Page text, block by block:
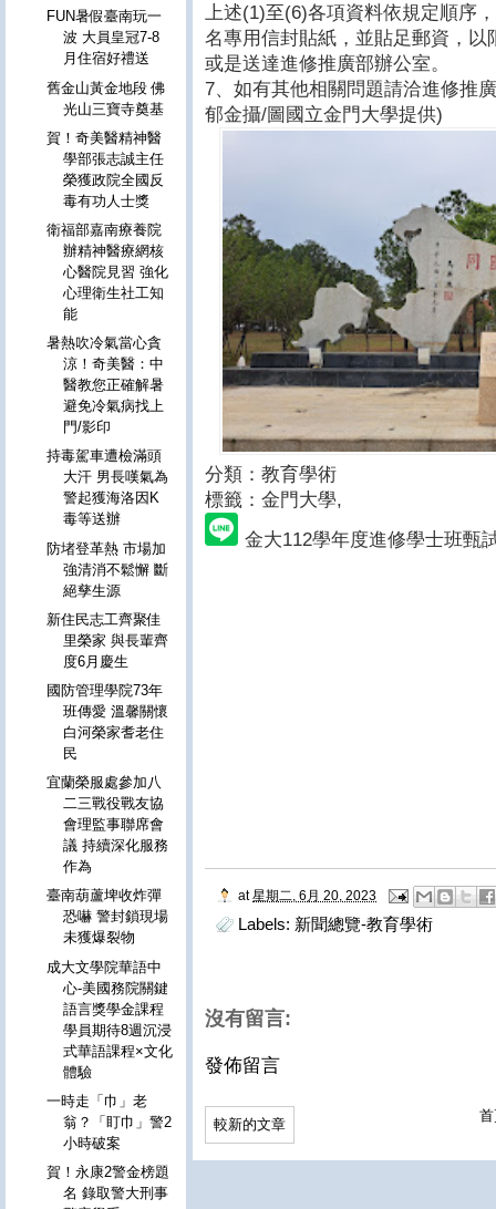
上述(1)至(6)各項資料依規定順序
名專用信封貼紙，並貼足郵資，
或是送達進修推廣部辦公室。
7、如有其他相關問題請洽進修推
郁金攝/圖國立金門大學提供)
分類：教育學術
標籤：金門大學,
金大112學年度進修學士班甄
at 星期二, 6月 20, 2023
Labels: 新聞總覽-教育學術
沒有留言:
發佈留言
較新的文章
FUN暑假臺南玩一
波 大員皇冠7-8
月住宿好禮送
舊金山黃金地段 佛
光山三寶寺奠基
賀！奇美醫精神醫
學部張志誠主任
榮獲政院全國反
毒有功人士獎
衛福部嘉南療養院
辦精神醫療網核
心醫院見習 強化
心理衛生社工知
能
暑熱吹冷氣當心貪
涼！奇美醫：中
醫教您正確解暑
避免冷氣病找上
門/影印
持毒駕車遭檢滿頭
大汗 男長嘆氣為
警起獲海洛因K
毒等送辦
防堵登革熱 市場加
強清消不鬆懈 斷
絕孳生源
新住民志工齊聚佳
里榮家 與長輩齊
度6月慶生
國防管理學院73年
班傳愛 溫馨關懷
白河榮家耆老住
民
宜蘭榮服處參加八
二三戰役戰友協
會理監事聯席會
議 持續深化服務
作為
臺南葫蘆埤收炸彈
恐嚇 警封鎖現場
未獲爆裂物
成大文學院華語中
心-美國務院關鍵
語言獎學金課程
學員期待8週沉浸
式華語課程×文化
體驗
一時走「巾」老
翁？「盯巾」警2
小時破案
賀！永康2警金榜題
名 錄取警大刑事